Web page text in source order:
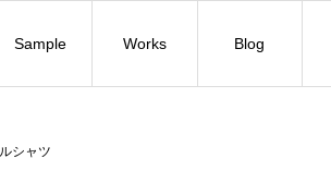
Sample Works Blog
シャツ